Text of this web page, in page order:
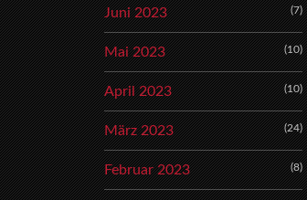
Juni 2023 (7)
Mai 2023 (10)
April 2023 (10)
März 2023 (24)
Februar 2023 (8)